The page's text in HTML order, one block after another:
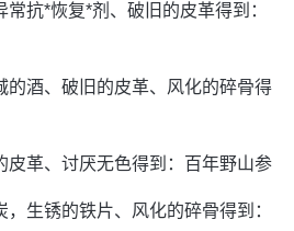
抗*恢复*剂、破旧的皮革得到：
的酒、破旧的皮革、风化的碎骨得
皮革、讨厌无色得到：百年野山参
生锈的铁片、风化的碎骨得到：